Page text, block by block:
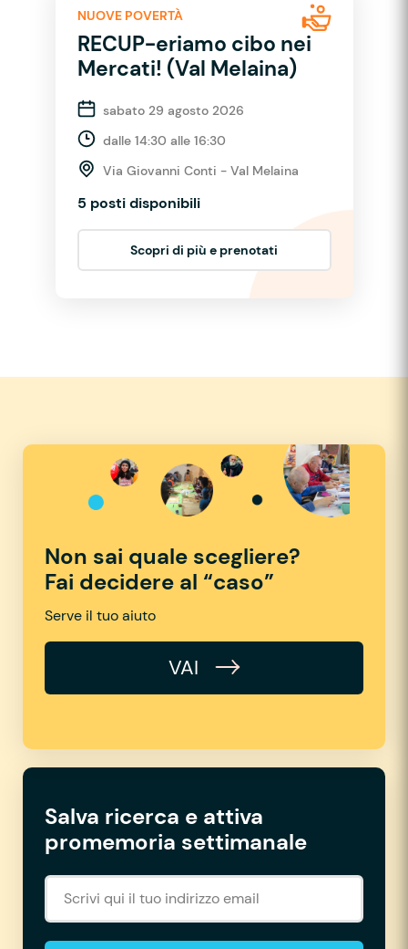
NUOVE POVERTÀ
RECUP-eriamo cibo nei
Mercati! (Val Melaina)
sabato 29 agosto 2026
dalle 14:30 alle 16:30
Via Giovanni Conti - Val Melaina
5 posti disponibili
Scopri di più e prenotati
Non sai quale scegliere?
Fai decidere al “caso”
Serve il tuo aiuto
VAI
Salva ricerca e attiva
promemoria settimanale